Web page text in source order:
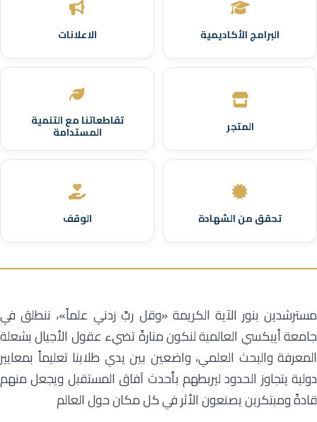
البرامج الأكاديمية الاعلانات
المتجر تقاطعاتنا مع التنمية
المستدامة
تحقق من الشهادة الوقف
مسترشدين بنور الآية الكريمة «وقل ربِّ زدني علماً»، ننطلق في
جامعة أيبكسي العالمية لنكون منارةً تضيء عقول الأجيال بشعلة
المعرفة والبحث العلمي، واضعين بين يدي طلابنا تعليماً بمعايير
دولية يتجاوز الحدود ليربطهم بأحدث آفاق المستقبل ويجعل منهم
قادةً ومبتكرين يصنعون الأثر في كل مكان حول العالم